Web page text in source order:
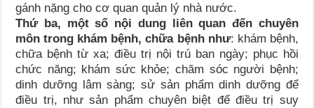
gánh nặng cho cơ quan quản lý nhà nước.
Thứ ba, một số nội dung liên quan đến chuyên
môn trong khám bệnh, chữa bệnh như: khám bệnh,
chữa bệnh từ xa; điều trị nội trú ban ngày; phục hồi
chức năng; khám sức khỏe; chăm sóc người bệnh;
dinh dưỡng lâm sàng; sử sản phẩm dinh dưỡng để
điều trị, như sản phẩm chuyên biệt để điều trị suy